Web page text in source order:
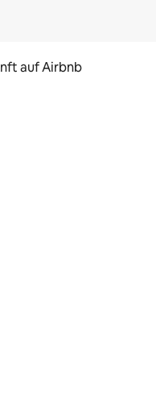
auf Airbnb